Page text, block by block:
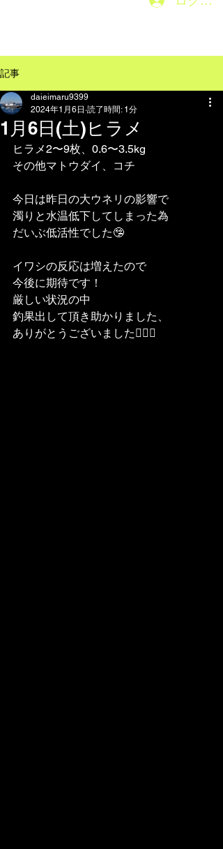
記事
1月6日(土)ヒラメ
daieimaru9399
2024年1月6日 読了時間: 1分
ヒラメ2〜9枚、0.6〜3.5kg
その他マトウダイ、コチ
今日は昨日の大ウネリの影響で
濁りと水温低下してしまった為
だいぶ低活性でした🤥
イワシの反応は増えたので
今後に期待です！
厳しい状況の中
釣果出して頂き助かりました、
ありがとうございました🙇🏽‍♂️